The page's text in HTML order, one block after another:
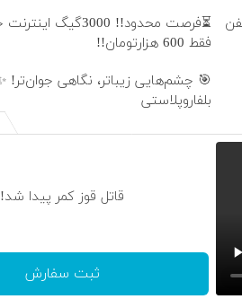
فقط 600 هزارتومان!!
بلفاروپلاستی
قاتل قوز کمر پیدا شد!
ثبت سفارش